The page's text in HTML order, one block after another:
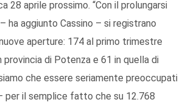
28 aprile prossimo. “Con il prolungarsi
ha aggiunto Cassino – si registrano
aperture: 174 al primo trimestre
provincia di Potenza e 61 in quella di
che essere seriamente preoccupati
per il semplice fatto che su 12.768